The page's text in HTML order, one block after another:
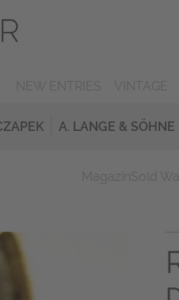
A. LANGE & SÖHNE